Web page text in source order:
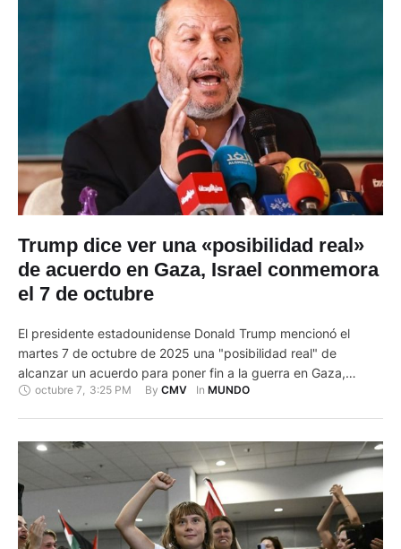
Trump dice ver una «posibilidad real»
de acuerdo en Gaza, Israel conmemora
el 7 de octubre
El presidente estadounidense Donald Trump mencionó el
martes 7 de octubre de 2025 una "posibilidad real" de
alcanzar un acuerdo para poner fin a la guerra en Gaza,
mientras que Israel conmemoró el segundo aniversario del
alcanzar un …
octubre 7 3:25 PM By CMV In MUNDO